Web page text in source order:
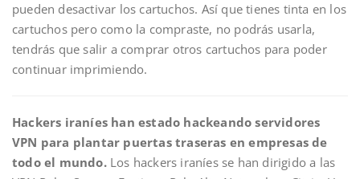
pueden desactivar los cartuchos. Así que tienes tinta en los
cartuchos pero como la compraste, no podrás usarla,
tendrás que salir a comprar otros cartuchos para poder
continuar imprimiendo.
Hackers iraníes han estado hackeando servidores
VPN para plantar puertas traseras en empresas de
todo el mundo.Los hackers iraníes se han dirigido a las